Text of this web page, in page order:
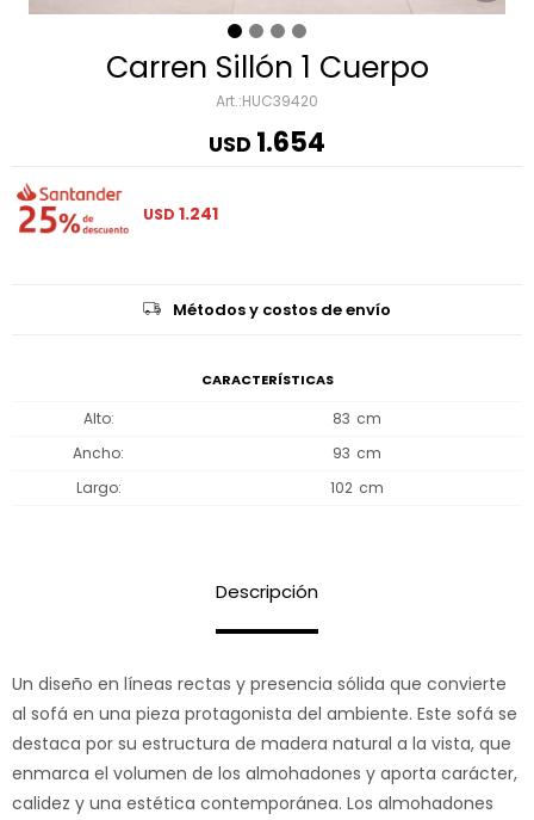
Carren Sillón 1 Cuerpo
HUC39420
USD 1.654
USD 1.241
Métodos y costos de envío
CARACTERÍSTICAS
Alto
83
Ancho
93
Largo
102
Descripción
Un diseño en líneas rectas y presencia sólida que convierte
al sofá en una pieza protagonista del ambiente. Este sofá se
destaca por su estructura de madera natural a la vista, que
enmarca el volumen de los almohadones y aporta carácter,
calidez y una estética contemporánea. Los almohadones